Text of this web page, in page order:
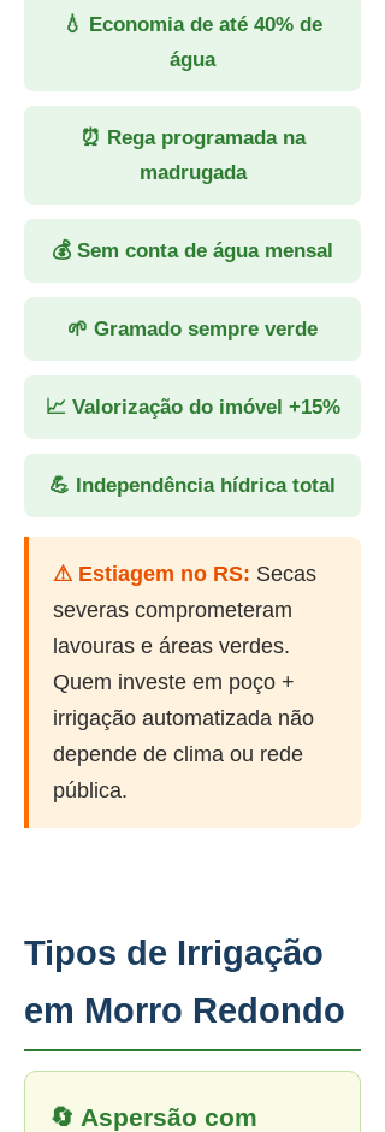
💧 Economia de até 40% de
água
⏰ Rega programada na
madrugada
💰 Sem conta de água mensal
🌱 Gramado sempre verde
📈 Valorização do imóvel +15%
💪 Independência hídrica total
⚠ Estiagem no RS: Secas
severas comprometeram
lavouras e áreas verdes.
Quem investe em poço +
irrigação automatizada não
depende de clima ou rede
pública.
Tipos de Irrigação
em Morro Redondo
🔄 Aspersão com